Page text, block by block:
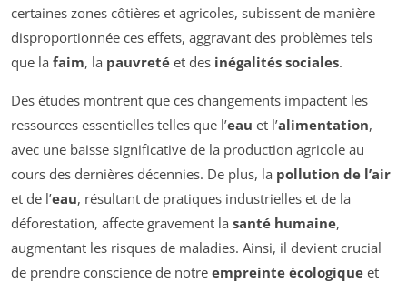
certaines zones côtières et agricoles, subissent de manière
disproportionnée ces effets, aggravant des problèmes tels
que la faim, la pauvreté et des inégalités sociales.
Des études montrent que ces changements impactent les
ressources essentielles telles que l’eau et l’alimentation,
avec une baisse significative de la production agricole au
cours des dernières décennies. De plus, la pollution de l’air
et de l’eau, résultant de pratiques industrielles et de la
déforestation, affecte gravement la santé humaine,
augmentant les risques de maladies. Ainsi, il devient crucial
de prendre conscience de notre empreinte écologique et